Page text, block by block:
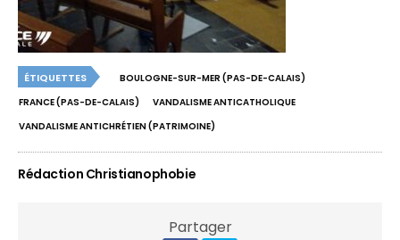
ÉTIQUETTES
BOULOGNE-SUR-MER (PAS-DE-CALAIS)
FRANCE (PAS-DE-CALAIS)
VANDALISME ANTICATHOLIQUE
VANDALISME ANTICHRÉTIEN (PATRIMOINE)
Rédaction Christianophobie
Partager